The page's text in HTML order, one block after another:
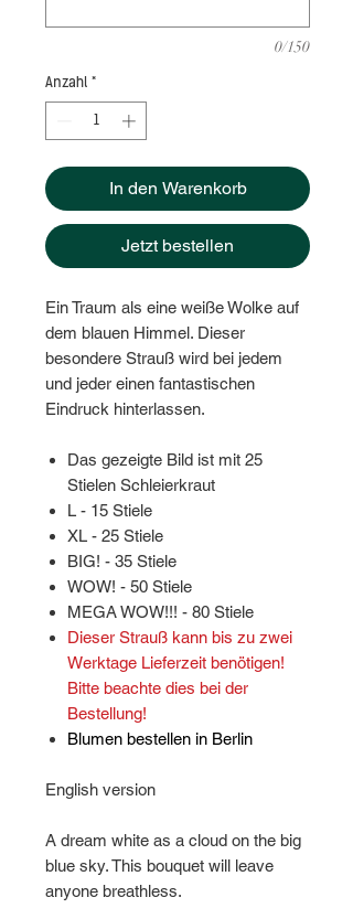
0/150
Anzahl *
In den Warenkorb
Jetzt bestellen
Ein Traum als eine weiße Wolke auf
dem blauen Himmel. Dieser
besondere Strauß wird bei jedem
und jeder einen fantastischen
Eindruck hinterlassen.
Das gezeigte Bild ist mit 25
Stielen Schleierkraut
L - 15 Stiele
XL - 25 Stiele
BIG! - 35 Stiele
WOW! - 50 Stiele
MEGA WOW!!! - 80 Stiele
Dieser Strauß kann bis zu zwei
Werktage Lieferzeit benötigen!
Bitte beachte dies bei der
Bestellung!
Blumen bestellen in Berlin
English version
A dream white as a cloud on the big
blue sky. This bouquet will leave
anyone breathless.